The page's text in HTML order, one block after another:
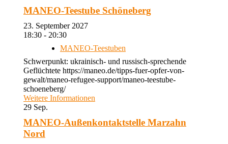
MANEO-Teestube Schöneberg
23. September 2027
18:30 - 20:30
MANEO-Teestuben
Schwerpunkt: ukrainisch- und russisch-sprechende
Geflüchtete https://maneo.de/tipps-fuer-opfer-von-
gewalt/maneo-refugee-support/maneo-teestube-
schoeneberg/
Weitere Informationen
29 Sep.
MANEO-Außenkontaktstelle Marzahn
Nord